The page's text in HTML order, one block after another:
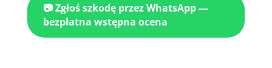
📷 Zgłoś szkodę przez WhatsApp —
bezpłatna wstępna ocena